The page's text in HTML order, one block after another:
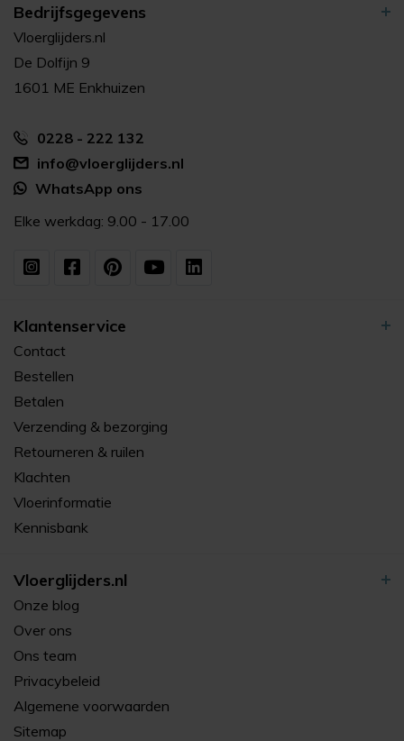
Bedrijfsgegevens
Vloerglijders.nl
De Dolfijn 9
1601 ME Enkhuizen
0228 - 222 132
info@vloerglijders.nl
WhatsApp ons
Elke werkdag: 9.00 - 17.00
Klantenservice
Contact
Bestellen
Betalen
Verzending & bezorging
Retourneren & ruilen
Klachten
Vloerinformatie
Kennisbank
Vloerglijders.nl
Onze blog
Over ons
Ons team
Privacybeleid
Algemene voorwaarden
Sitemap